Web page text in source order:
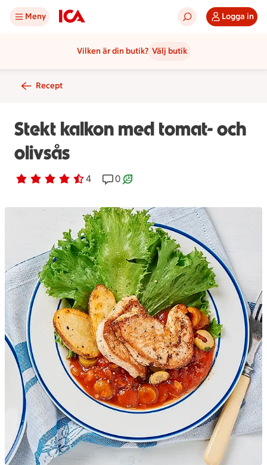
Meny Logga in
Vilken är din butik? Välj butik
Recept
Stekt kalkon med tomat- och
olivsås
Betyg 4.3 av 5. 4
4 personer har röstatReceptet har 0 kommentarer
0 Receptet är ett klimartsmart val.